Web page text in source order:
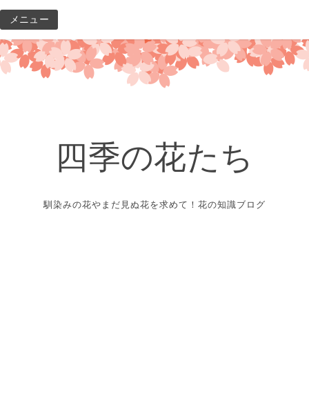
コ
ン
テ
ン
メニュー
四季の花たち
馴染みの花やまだ見ぬ花を求めて！花の知識ブログ